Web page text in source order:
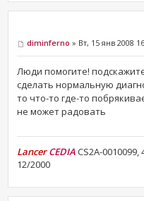
diminferno » Вт, 15 янв 2008
Люди помогите!
сделать нормальную
то что-то где-то
не может радовать
Lancer CEDIACS2A-0010099,
12/2000